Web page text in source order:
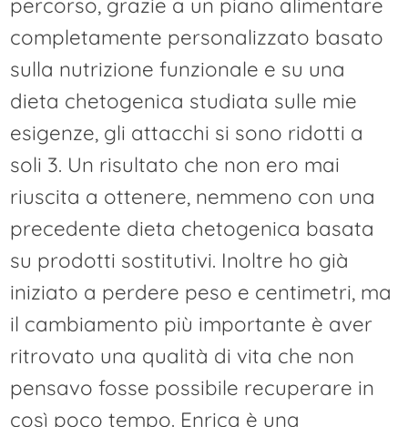
percorso, grazie a un piano alimentare
completamente personalizzato basato
sulla nutrizione funzionale e su una
dieta chetogenica studiata sulle mie
esigenze, gli attacchi si sono ridotti a
soli 3. Un risultato che non ero mai
riuscita a ottenere, nemmeno con una
precedente dieta chetogenica basata
su prodotti sostitutivi. Inoltre ho già
iniziato a perdere peso e centimetri, ma
il cambiamento più importante è aver
ritrovato una qualità di vita che non
pensavo fosse possibile recuperare in
così poco tempo. Enrica è una